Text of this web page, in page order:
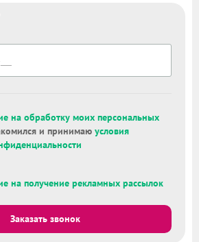
на обработку моих персональных
и принимаю условия
на получение рекламных рассылок
Заказать звонок